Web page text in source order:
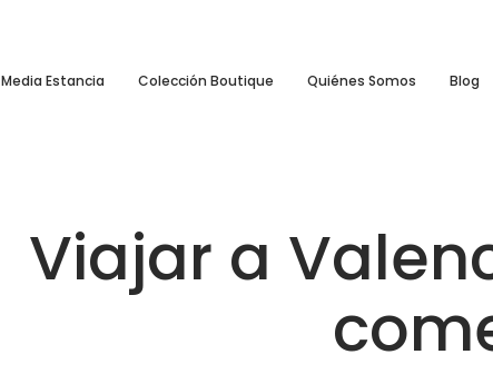
Media Estancia Colección Boutique Quiénes Somos Blog
Viajar a